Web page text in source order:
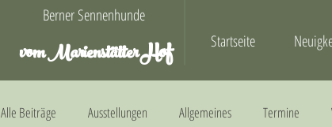
Berner Sennenhunde
vom MarienstätterHof
Alle Beiträge Ausstellungen Allgemeines Termine
Startseite